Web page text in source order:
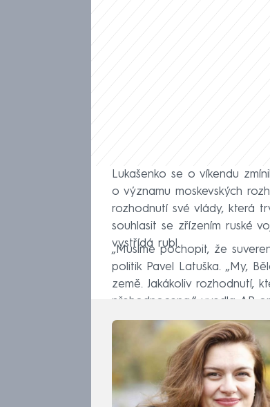
Lukašenko se o víkendu
o významu moskevských
rozhodnutí své vlády, která
souhlasit se zřízením ruské
vystřídá rubl.
„Musíme pochopit, že
politik Pavel Latuška. „My,
země. Jakákoliv rozhodnutí,
přehodnocena,“ uvedla AP